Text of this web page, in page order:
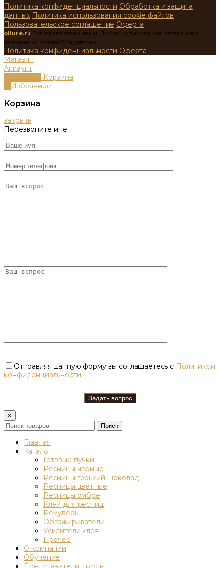
Политика конфиденциальности Обработка и защита
данных Политика использования cookie файлов
Пользовательское соглашение Оферта
ollure.ru Все права защищены. Любое копирование материалов
запрещено правообладателем.
Политика конфиденциальности Оферта
Магазин
Аккаунт
Корзина
Избранное
Корзина
закрыть
Перезвоните мне
Отправляя данную форму вы соглашаетесь с Политикой
конфиденциальности
×
Поиск
Главная
Каталог
Готовые пучки
Ресницы черные
Ресницы горький шоколад
Ресницы цветные
Ресницы омбре
Клей для ресниц
Ремуверы
Обезжириватели
Усилители клея
Прочее
О компании
Обучение
Представители школы